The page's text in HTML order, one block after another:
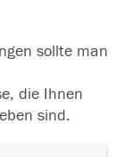
sollte man
die Ihnen
sind.